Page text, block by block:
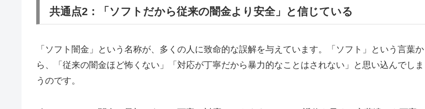
共通点2：「ソフトだから従来の闇金より安全」と信じている
「ソフト闇金」という名称が、多くの人に致命的な誤解を与えています。「ソフト」という言葉か
ら、「従来の闇金ほど怖くない」「対応が丁寧だから暴力的なことはされない」と思い込んでしま
うのです。